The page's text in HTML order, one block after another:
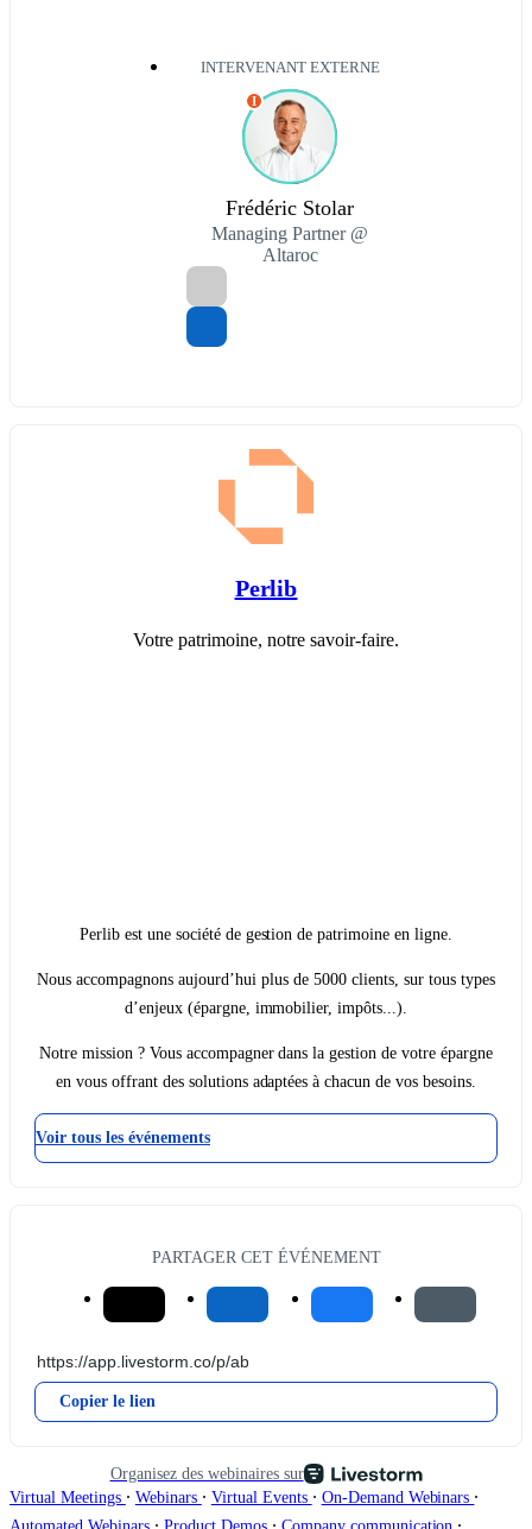
INTERVENANT EXTERNE
I
Frédéric Stolar
Managing Partner @
Altaroc
Perlib
Votre patrimoine, notre savoir-faire.
Perlib est une société de gestion de patrimoine en ligne.
Nous accompagnons aujourd’hui plus de 5000 clients, sur tous types
d’enjeux (épargne, immobilier, impôts...).
Notre mission ? Vous accompagner dans la gestion de votre épargne
en vous offrant des solutions adaptées à chacun de vos besoins.
Voir tous les événements
PARTAGER CET ÉVÉNEMENT
Copier le lien
Organisez des webinaires sur
Virtual Meetings ∙ Webinars ∙ Virtual Events ∙ On-Demand Webinars ∙
∙ ∙ ∙